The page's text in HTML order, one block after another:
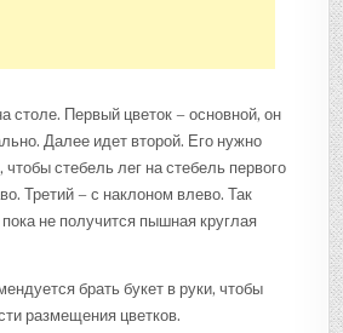
столе. Первый цветок – основной, он
Далее идет второй. Его нужно
стебель лег на стебель первого
Третий – с наклоном влево. Так
не получится пышная круглая
брать букет в руки, чтобы
размещения цветков.